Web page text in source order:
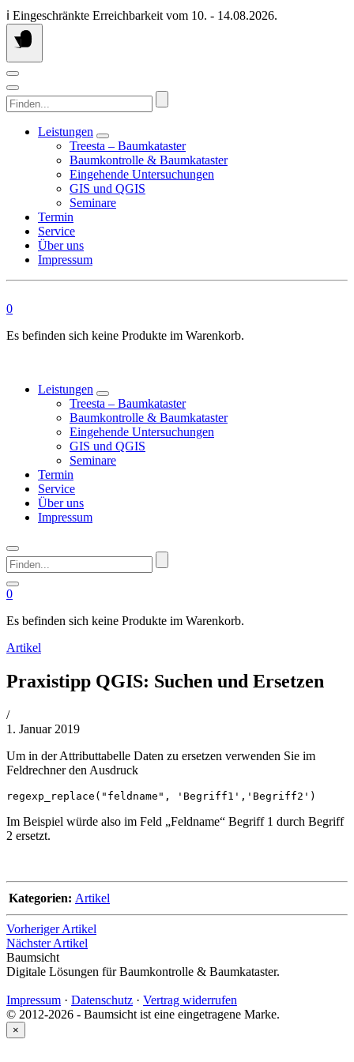
Springen
Sie
zum
ℹ️ Eingeschränkte Erreichbarkeit vom 10. - 14.08.2026.
Finden...
Leistungen
Treesta – Baumkataster
Baumkontrolle & Baumkataster
Eingehende Untersuchungen
GIS und QGIS
Seminare
Termin
Service
Über uns
Impressum
0
Es befinden sich keine Produkte im Warenkorb.
Leistungen
Treesta – Baumkataster
Baumkontrolle & Baumkataster
Eingehende Untersuchungen
GIS und QGIS
Seminare
Termin
Service
Über uns
Impressum
Finden...
0
Es befinden sich keine Produkte im Warenkorb.
Artikel
Praxistipp QGIS: Suchen und Ersetzen
von
Philipp
/
1. Januar 2019
Um in der Attributtabelle Daten zu ersetzen verwenden Sie im
Feldrechner den Ausdruck
regexp_replace("feldname", 'Begriff1','Begriff2')
Im Beispiel würde also im Feld „Feldname“ Begriff 1 durch Begriff
2 ersetzt.
Kategorien: Artikel
Vorheriger Artikel
Nächster Artikel
Baumsicht
Digitale Lösungen für Baumkontrolle & Baumkataster.
Impressum · Datenschutz · Vertrag widerrufen
© 2012-2026 - Baumsicht ist eine eingetragene Marke.
×